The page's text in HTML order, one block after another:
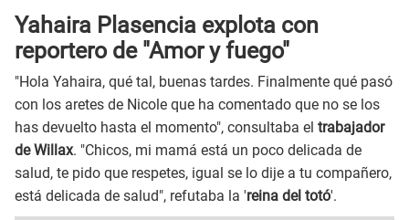
Yahaira Plasencia explota con
reportero de "Amor y fuego"
"Hola Yahaira, qué tal, buenas tardes. Finalmente qué pasó
con los aretes de Nicole que ha comentado que no se los
has devuelto hasta el momento", consultaba el trabajador
de Willax. "Chicos, mi mamá está un poco delicada de
salud, te pido que respetes, igual se lo dije a tu compañero,
está delicada de salud", refutaba la 'reina del totó'.